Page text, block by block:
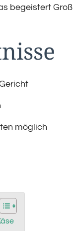
begeistert Groß
möglich